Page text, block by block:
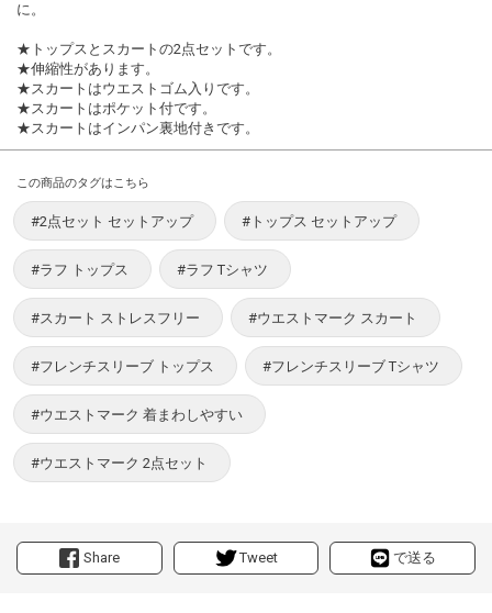
Share Tweet で送る
に。
★トップスとスカートの2点セットです。
★伸縮性があります。
★スカートはウエストゴム入りです。
★スカートはポケット付です。
★スカートはインパン裏地付きです。
この商品のタグはこちら
#2点セット セットアップ #トップス セットアップ
#ラフ トップス #ラフ Tシャツ
#スカート ストレスフリー #ウエストマーク スカート
#フレンチスリーブ トップス #フレンチスリーブ Tシャツ
#ウエストマーク 着まわしやすい
#ウエストマーク 2点セット